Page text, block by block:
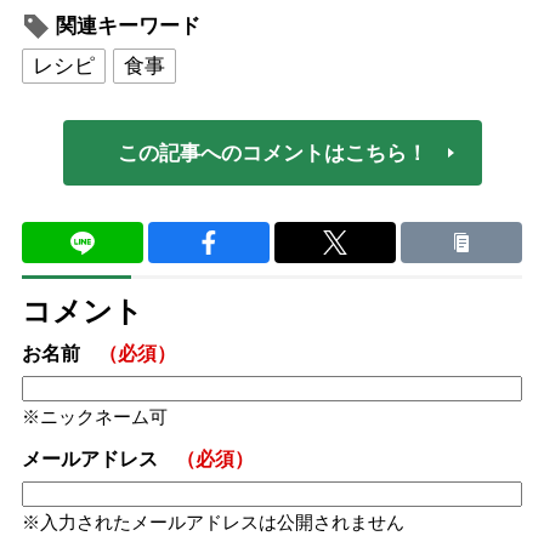
関連キーワード
レシピ
食事
この記事へのコメントはこちら！
コメント
お名前 （必須）
ニックネーム可
メールアドレス （必須）
入力されたメールアドレスは公開されません